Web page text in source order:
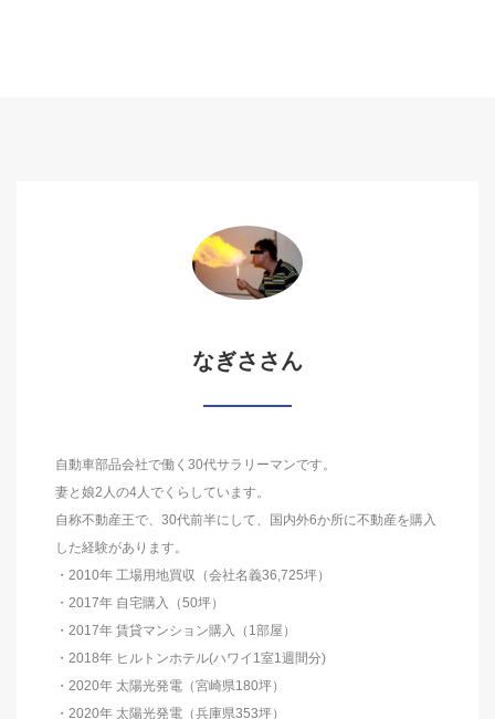
なぎささん
自動車部品会社で働く30代サラリーマンです。
妻と娘2人の4人でくらしています。
自称不動産王で、30代前半にして、国内外6か所に不動産を購入
した経験があります。
・2010年 工場用地買収（会社名義36,725坪）
・2017年 自宅購入（50坪）
・2017年 賃貸マンション購入（1部屋）
・2018年 ヒルトンホテル(ハワイ1室1週間分)
・2020年 太陽光発電（宮崎県180坪）
・2020年 太陽光発電（兵庫県353坪）